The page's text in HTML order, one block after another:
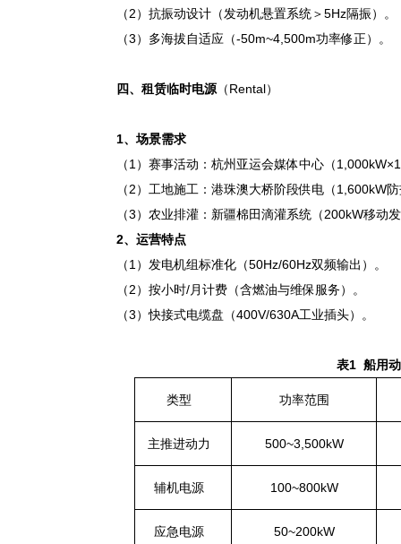
（2）抗振动设计（发动机悬置系统＞5Hz隔振）。
（3）多海拔自适应（-50m~4,500m功率修正）。
四、租赁临时电源 （Rental）
1、场景需求
（1）赛事活动：杭州亚运会媒体中心（
（2）工地施工：港珠澳大桥阶段供电（1,600kW
（3）农业排灌：新疆棉田滴灌系统（200kW移动
2、 运营特点
（1）发电机组标准化（50Hz/60Hz双频输出）。
（2）按小时/月计费（含燃油与维保服务）。
（3）快接式电缆盘（400V/630A工业插头）。
表1 船用
类型 功率范围
主推进动力 500~3,500kW
辅机电源 100~800kW
应急电源 50~200kW